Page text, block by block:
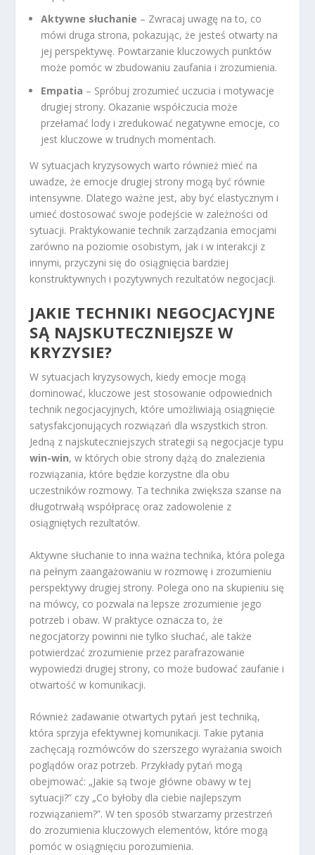
Aktywne słuchanie – Zwracaj uwagę na to, co
mówi druga strona, pokazując, że jesteś otwarty na
jej perspektywę. Powtarzanie kluczowych punktów
może pomóc w zbudowaniu zaufania i zrozumienia.
Empatia – Spróbuj zrozumieć uczucia i motywacje
drugiej strony. Okazanie współczucia może
przełamać lody i zredukować negatywne emocje, co
jest kluczowe w trudnych momentach.
W sytuacjach kryzysowych warto również mieć na
uwadze, że emocje drugiej strony mogą być równie
intensywne. Dlatego ważne jest, aby być elastycznym i
umieć dostosować swoje podejście w zależności od
sytuacji. Praktykowanie technik zarządzania emocjami
zarówno na poziomie osobistym, jak i w interakcji z
innymi, przyczyni się do osiągnięcia bardziej
konstruktywnych i pozytywnych rezultatów negocjacji.
JAKIE TECHNIKI NEGOCJACYJNE
SĄ NAJSKUTECZNIEJSZE W
KRYZYSIE?
W sytuacjach kryzysowych, kiedy emocje mogą
dominować, kluczowe jest stosowanie odpowiednich
technik negocjacyjnych, które umożliwiają osiągnięcie
satysfakcjonujących rozwiązań dla wszystkich stron.
Jedną z najskuteczniejszych strategii są negocjacje typu
win-win, w których obie strony dążą do znalezienia
rozwiązania, które będzie korzystne dla obu
uczestników rozmowy. Ta technika zwiększa szanse na
długotrwałą współpracę oraz zadowolenie z
osiągniętych rezultatów.
Aktywne słuchanie to inna ważna technika, która polega
na pełnym zaangażowaniu w rozmowę i zrozumieniu
perspektywy drugiej strony. Polega ono na skupieniu się
na mówcy, co pozwala na lepsze zrozumienie jego
potrzeb i obaw. W praktyce oznacza to, że
negocjatorzy powinni nie tylko słuchać, ale także
potwierdzać zrozumienie przez parafrazowanie
wypowiedzi drugiej strony, co może budować zaufanie i
otwartość w komunikacji.
Również zadawanie otwartych pytań jest techniką,
która sprzyja efektywnej komunikacji. Takie pytania
zachęcają rozmówców do szerszego wyrażania swoich
poglądów oraz potrzeb. Przykłady pytań mogą
obejmować: „Jakie są twoje główne obawy w tej
sytuacji?” czy „Co byłoby dla ciebie najlepszym
rozwiązaniem?”. W ten sposób stwarzamy przestrzeń
do zrozumienia kluczowych elementów, które mogą
pomóc w osiągnięciu porozumienia.